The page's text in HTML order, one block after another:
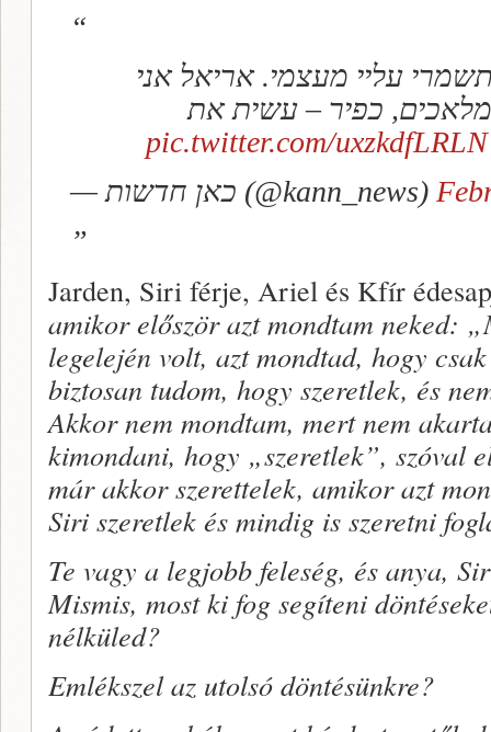
עליי מעצמי. אריאל אני
כפיר – עשית את
pic.twitter.com/uxzkdfLRLN
— כאן חדשות (@kann_news)
Jarden, Siri férje, Ariel és Kfír
amikor először azt mondtam neked:
legelején volt, azt mondtad, hogy
biztosan tudom, hogy szeretlek, és
Akkor nem mondtam, mert nem
kimondani, hogy „szeretlek”, szóval
már akkor szerettelek, amikor azt
Siri szeretlek és mindig is szeretni
Te vagy a legjobb feleség, és anya,
Mismis, most ki fog segíteni
nélküled?
Emlékszel az utolsó döntésünkre?